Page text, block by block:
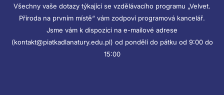
Všechny vaše dotazy týkající se vzdělávacího programu „Velvet.
Příroda na prvním místě“ vám zodpoví programová kancelář.
Jsme vám k dispozici na e-mailové adrese
(kontakt@piatkadlanatury.edu.pl) od pondělí do pátku od 9:00 do
15:00